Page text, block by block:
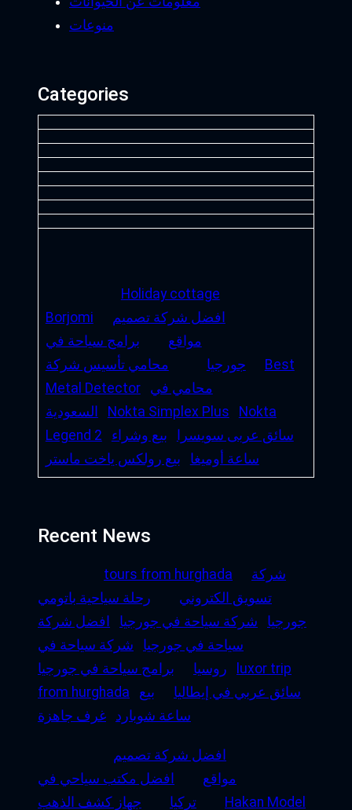
منوعات
Categories
Holiday cottage
Borjomi
افضل شركة تصميم
مواقع
برامج سياحة في
جورجيا
محامي تأسيس شركة
Best
Metal Detector
محامي في
السعودية
Nokta Simplex Plus
Nokta
Legend 2
سائق عربى سويسرا
بيع وشراء
ساعة أوميغا
بيع رولكس ياخت ماستر
Recent News
tours from hurghada
شركة
تسويق الكتروني
رحلة سياحية باتومي
جورجيا
شركة سياحة في جورجيا
افضل شركة
سياحة في جورجيا
شركة سياحة في
روسيا
برامج سياحة في جورجيا
luxor trip
from hurghada
سائق عربي في إيطاليا
بيع
ساعة شوبارد
غرف جاهزة
افضل شركة تصميم
مواقع
افضل مكتب سياحي في
تركيا
جهاز كشف الذهب Hakan Model